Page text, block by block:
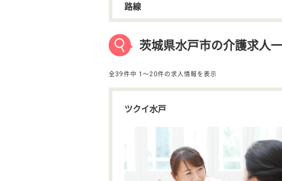
路線
茨城県水戸市の介護求人
全39件中 1〜20件の求人情報を表示
ツクイ水戸